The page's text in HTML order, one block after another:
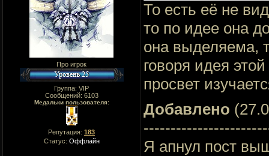
Про игрок
Группа: VIP
Сообщений: 6103
Медальки пользователя:
Репутация: 183
Статус: Оффлайн
То есть её не
то по идее она
она выделяема,
говоря идея
просвет
Добавлено
Я апнул пост